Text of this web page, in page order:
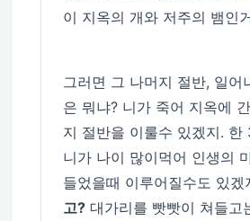
이 지옥의 개와 저주의 뱀인
그러면 그 나머지 절반, 일어
은 뭐냐? 니가 죽어 지옥에
지 절반을 이룰수 있겠지. 한
니가 나이 많이먹어 인생의
들었을때 이루어질수도 있겠
고? 대가리를 빳빳이 쳐들고